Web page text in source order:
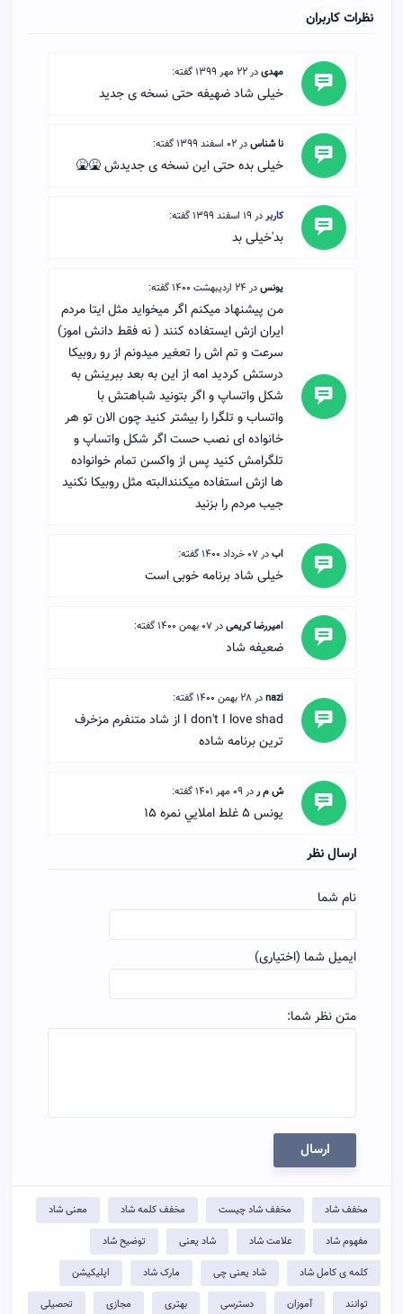
نظرات کاربران
مهدیدر 22 مهر 1399 گفته:
خیلی شاد ضهیفه حتی نسخه ی جدید
نا شناسدر 02 اسفند 1399 گفته:
خیلی بده حتی این نسخه ی جدیدش 🤮🤮
کاربردر 19 اسفند 1399 گفته:
بد'خیلی بد
یونسدر 24 اردیبهشت 1400 گفته:
من پیشنهاد میکنم اگر میخواید مثل ایتا مردم
ایران ازش ایستفاده کنند ( نه فقط دانش اموز)
سرعت و تم اش را تعغیر میدونم از رو روبیکا
درستش کردید امه از این به بعد ببرینش به
شکل واتساپ و اگر بتونید شباهتش با
واتساب و تلگرا را بیشتر کنید چون الان تو هر
خانواده ای نصب حست اگر شکل واتساپ و
تلگرامش کنید پس از واکسن تمام خوانواده
ها ازش استفاده میکنندالبته مثل روبیکا نکنید
جیب مردم را بزنید
ابدر 07 خرداد 1400 گفته:
خیلی شاد برنامه خوبی است
امیررضا کریمیدر 07 بهمن 1400 گفته:
ضعیفه شاد
naziدر 28 بهمن 1400 گفته:
I don't I love shad از شاد متنفرم مزخرف
ترین برنامه شاده
ش م ردر 09 مهر 1401 گفته:
يونس 5 غلط املايي نمره 15
ارسال نظر
نام شما
ایمیل شما (اختیاری)
متن نظر شما:
ارسال
مخفف شاد مخفف شاد چیست مخفف کلمه شاد معنی شاد
مفهوم شاد علامت شاد شاد یعنی توضيح شاد
کلمه ی کامل شاد شاد یعنی چی مارک شاد اپلیکیشن
توانند آموزان دسترسی بهتری مجازی تحصیلی